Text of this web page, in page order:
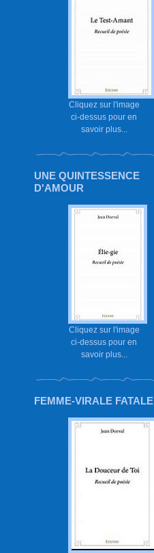
Cliquez sur l'image
ci-dessus pour en
savoir plus...
UNE QUINTESSENCE
D'AMOUR
Cliquez sur l'image
ci-dessus pour en
savoir plus...
FEMME-VIRALE FATALE